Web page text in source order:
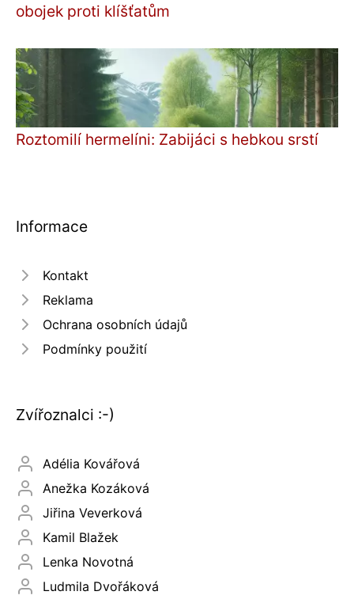
obojek proti klíšťatům
Roztomilí hermelíni: Zabijáci s hebkou srstí
Informace
Kontakt
Reklama
Ochrana osobních údajů
Podmínky použití
Zvířoznalci :-)
Adélia Kovářová
Anežka Kozáková
Jiřina Veverková
Kamil Blažek
Lenka Novotná
Ludmila Dvořáková